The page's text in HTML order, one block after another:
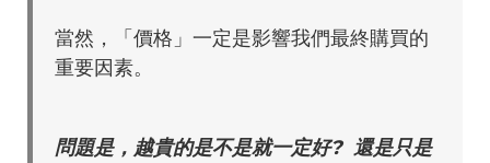
當然，「價格」一定是影響我們最終購買的
重要因素。
問題是，越貴的是不是就一定好? 還是只是